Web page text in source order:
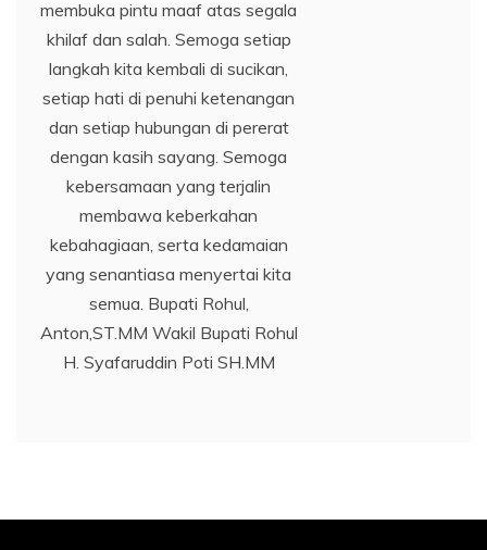
membuka pintu maaf atas segala
khilaf dan salah. Semoga setiap
langkah kita kembali di sucikan,
setiap hati di penuhi ketenangan
dan setiap hubungan di pererat
dengan kasih sayang. Semoga
kebersamaan yang terjalin
membawa keberkahan
kebahagiaan, serta kedamaian
yang senantiasa menyertai kita
semua. Bupati Rohul,
Anton,ST.MM Wakil Bupati Rohul
H. Syafaruddin Poti SH.MM